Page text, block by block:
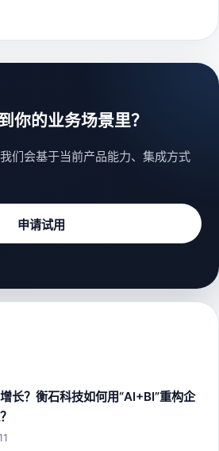
你的业务场景里？
们会基于当前产品能力、集成方式
申请试用
长？衡石科技如何用“AI+BI”重构企